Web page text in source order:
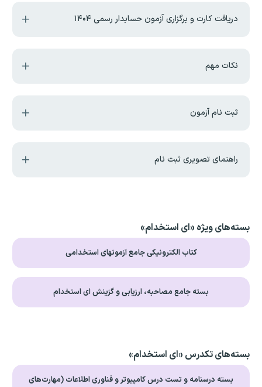
دریافت کارت و برگزاری آزمون حسابدار رسمی ۱۴۰۴
نکات مهم
ثبت نام آزمون
راهنمای تصویری ثبت نام
بسته‌های ویژه «ای استخدام»
کتاب الکترونیکی جامع آزمونهای استخدامی
بسته جامع مصاحبه، ارزیابی و گزینش ای استخدام
بسته‌های تکدرس «ای استخدام»
بسته درسنامه و تست درس کامپیوتر و فناوری اطلاعات (مهارت‌های